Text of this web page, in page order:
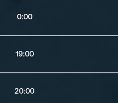
0:00
19:00
20:00